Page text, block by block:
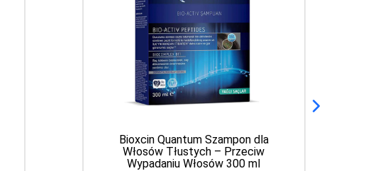
Bioxcin Quantum Szampon dla
Włosów Tłustych – Przeciw
Wypadaniu Włosów 300 ml